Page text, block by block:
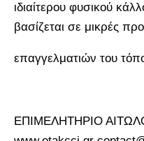
ιδιαίτερου φυσικού
βασίζεται σε μικρές
επαγγελματιών του
ΕΠΙΜΕΛΗΤΗΡΙΟ